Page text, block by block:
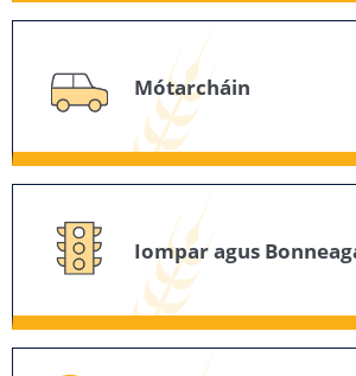
Mótarcháin
Iompar agus